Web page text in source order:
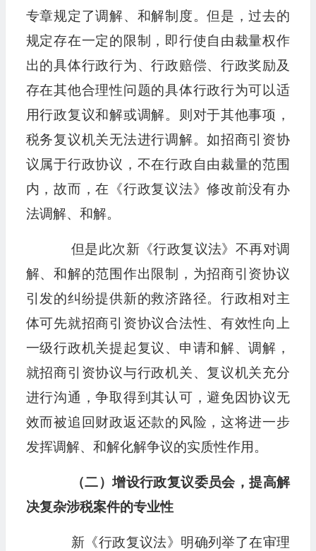
专章规定了调解、和解制度。但是，过去的
规定存在一定的限制，即行使自由裁量权作
出的具体行政行为、行政赔偿、行政奖励及
存在其他合理性问题的具体行政行为可以适
用行政复议和解或调解。则对于其他事项，
税务复议机关无法进行调解。如招商引资协
议属于行政协议，不在行政自由裁量的范围
内，故而，在《行政复议法》修改前没有办
法调解、和解。
但是此次新《行政复议法》不再对调
解、和解的范围作出限制，为招商引资协议
引发的纠纷提供新的救济路径。行政相对主
体可先就招商引资协议合法性、有效性向上
一级行政机关提起复议、申请和解、调解，
就招商引资协议与行政机关、复议机关充分
进行沟通，争取得到其认可，避免因协议无
效而被追回财政返还款的风险，这将进一步
发挥调解、和解化解争议的实质性作用。
（二）增设行政复议委员会，提高解
决复杂涉税案件的专业性
新《行政复议法》明确列举了在审理